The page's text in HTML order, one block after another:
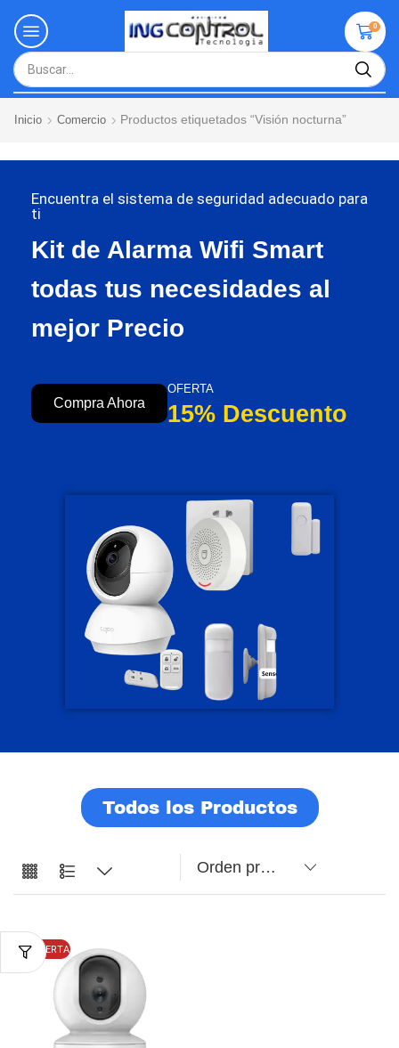
0
Inicio Comercio Productos etiquetados “Visión nocturna”
Encuentra el sistema de seguridad adecuado para
ti
Kit de Alarma Wifi Smart
todas tus necesidades al
mejor Precio
Compra Ahora
OFERTA
15% Descuento
Todos los Productos
OFERTA